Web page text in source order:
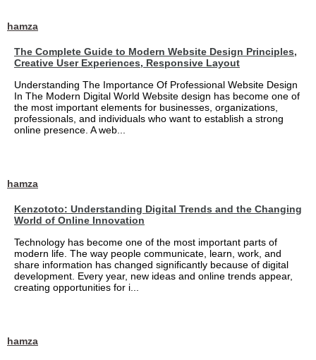
hamza
The Complete Guide to Modern Website Design Principles,
Creative User Experiences, Responsive Layout
Understanding The Importance Of Professional Website Design
In The Modern Digital World Website design has become one of
the most important elements for businesses, organizations,
professionals, and individuals who want to establish a strong
online presence. A web...
hamza
Kenzototo: Understanding Digital Trends and the Changing
World of Online Innovation
Technology has become one of the most important parts of
modern life. The way people communicate, learn, work, and
share information has changed significantly because of digital
development. Every year, new ideas and online trends appear,
creating opportunities for i...
hamza